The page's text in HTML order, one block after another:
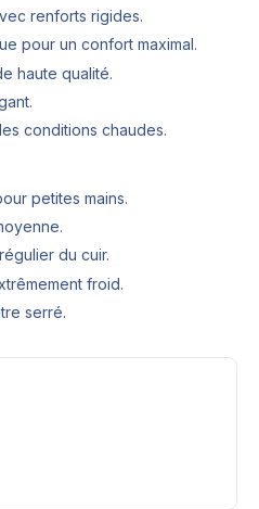
renforts rigides.
pour un confort maximal.
haute qualité.
conditions chaudes.
petites mains.
du cuir.
froid.
serré.